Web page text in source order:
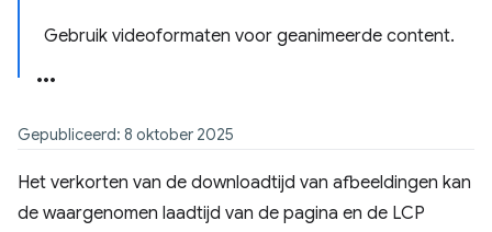
Gebruik videoformaten voor geanimeerde content.
Gepubliceerd: 8 oktober 2025
Het verkorten van de downloadtijd van afbeeldingen kan
de waargenomen laadtijd van de pagina en de LCP